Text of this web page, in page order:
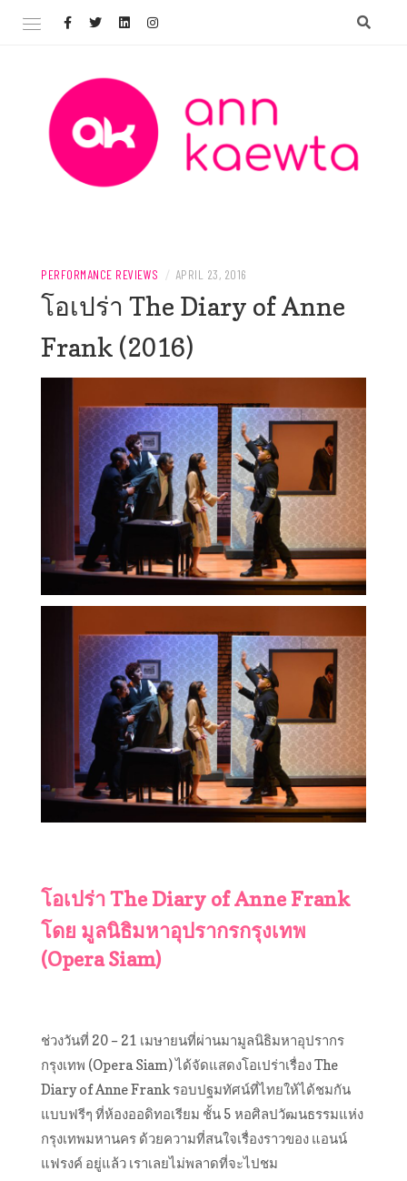
PERFORMANCE REVIEWS / APRIL 23, 2016
โอเปร่า The Diary of Anne
Frank (2016)
โอเปร่า The Diary of Anne Frank
โดย มูลนิธิมหาอุปรากรกรุงเทพ
(Opera Siam)
ช่วงวันที่ 20 – 21 เมษายนที่ผ่านมามูลนิธิมหาอุปรากร
กรุงเทพ (Opera Siam) ได้จัดแสดงโอเปร่าเรื่อง The
Diary of Anne Frank รอบปฐมทัศน์ที่ไทยให้ได้ชมกัน
แบบฟรีๆ ที่ห้องออดิทอเรียม ชั้น 5 หอศิลปวัฒนธรรมแห่ง
กรุงเทพมหานคร ด้วยความที่สนใจเรื่องราวของ แอนน์
แฟรงค์ อยู่แล้ว เราเลยไม่พลาดที่จะไปชม